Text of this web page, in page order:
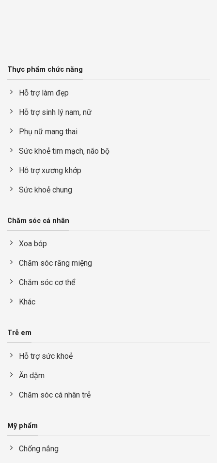
Thực phẩm chức năng
Hỗ trợ làm đẹp
Hỗ trợ sinh lý nam, nữ
Phụ nữ mang thai
Sức khoẻ tim mạch, não bộ
Hỗ trợ xương khớp
Sức khoẻ chung
Chăm sóc cá nhân
Xoa bóp
Chăm sóc răng miệng
Chăm sóc cơ thể
Khác
Trẻ em
Hỗ trợ sức khoẻ
Ăn dặm
Chăm sóc cá nhân trẻ
Mỹ phẩm
Chống nắng